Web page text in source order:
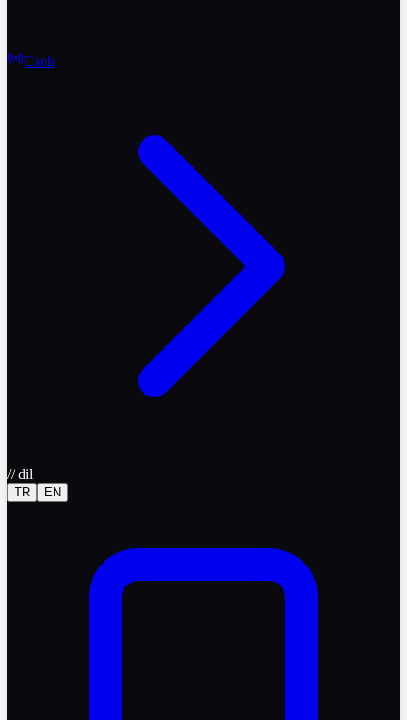
Canlı
//dil
TR EN